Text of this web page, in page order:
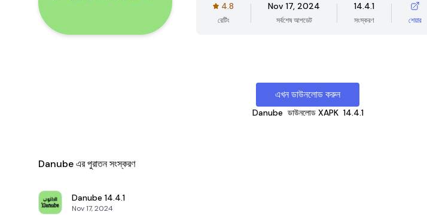
4.8
রেটিং
Nov 17, 2024
সর্বশেষ আপডেট
14.4.1
সংস্করণ শেয়ার
এখন ডাউনলোড করুন
Danube ডাউনলোড XAPK 14.4.1
Danube এর পুরাতন সংস্করণ
Danube 14.4.1
Nov 17, 2024